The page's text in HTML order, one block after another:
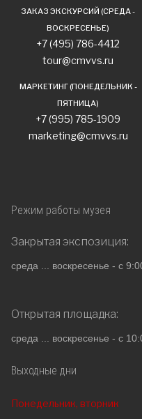
ЗАКАЗ ЭКСКУРСИЙ (СРЕДА -
ВОСКРЕСЕНЬЕ)
+7 (495) 786-4412
tour@cmvvs.ru
МАРКЕТИНГ (ПОНЕДЕЛЬНИК -
ПЯТНИЦА)
+7 (995) 785-1909
marketing@cmvvs.ru
Режим работы музея
Закрытая экспозиция:
среда ... воскресенье - с
Открытая площадка:
среда ... воскресенье - с
Выходные дни
Понедельник, вторник